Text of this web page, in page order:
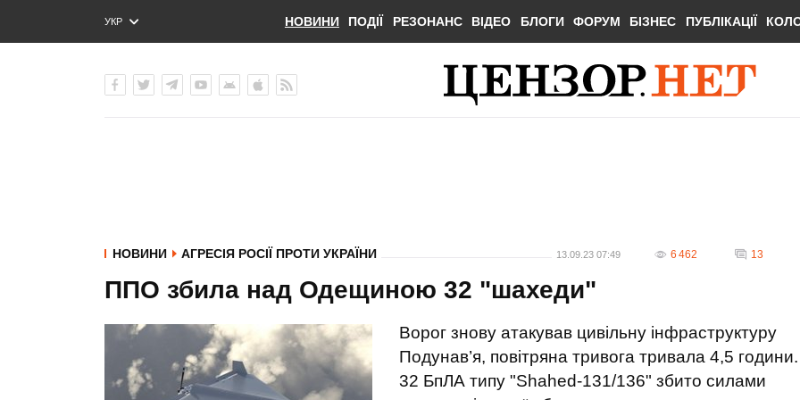
УКР
ENG
НОВИНИ ПОДІЇ РЕЗОНАНС ВІДЕО БЛОГИ ФОРУМ БІЗНЕС ПУБЛІКАЦІЇ
НОВИНИ АГРЕСІЯ РОСІЇ ПРОТИ УКРАЇНИ 13.09.23 07:49 6 462 13
ППО збила над Одещиною 32 "шахеди"
Ворог знову атакував цивільну інфраструктуру
Подунав’я, повітряна тривога тривала 4,5 години.
32 БпЛА типу "Shahed-131/136" збито силами